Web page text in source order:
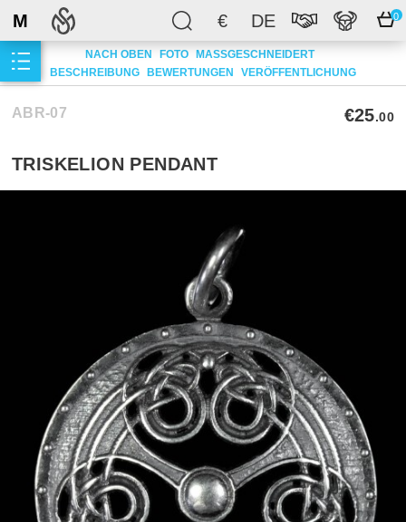
€ DE 0
M
NACH OBEN FOTO
MASSGESCHNEIDERT
BESCHREIBUNG BEWERTUNGEN VERÖFFENTLICHUNG
ABR-07 €25.00
TRISKELION PENDANT